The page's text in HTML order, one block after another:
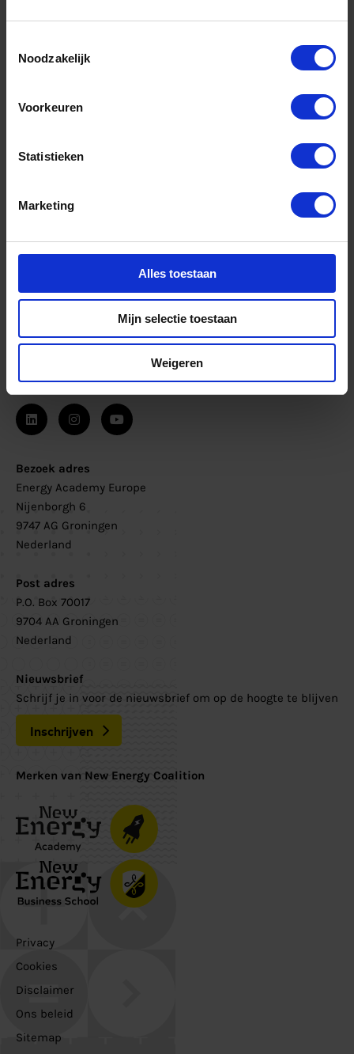
Noodzakelijk
Voorkeuren
Statistieken
Marketing
Alles toestaan
Mijn selectie toestaan
Weigeren
Contact
info@newenergycoalition.org
Ma-Do: 8:30-17:00 uur
Bezoek adres
Energy Academy Europe
Nijenborgh 6
9747 AG Groningen
Nederland
Post adres
P.O. Box 70017
9704 AA Groningen
Nederland
Nieuwsbrief
Schrijf je in voor de nieuwsbrief om op de hoogte te blijven
Inschrijven
Merken van New Energy Coalition
Privacy
Cookies
Disclaimer
Ons beleid
Sitemap